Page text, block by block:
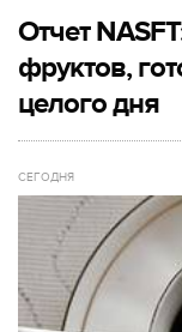
Отчет
фруктов,
целого дня
СЕГОДНЯ